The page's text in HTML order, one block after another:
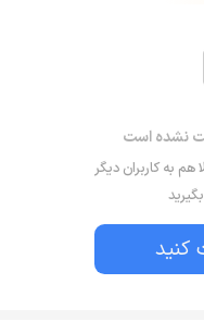
نشده است
هم به کاربران دیگر
کنید